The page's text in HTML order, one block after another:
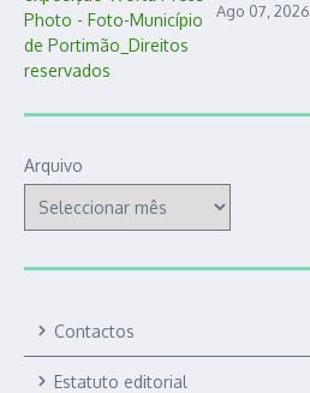
Ago 07, 2026
Arquivo
Contactos
Estatuto editorial